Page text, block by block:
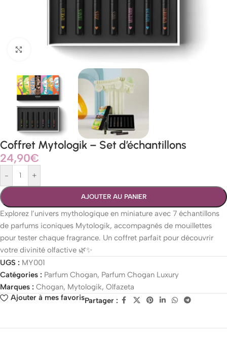
Agrandir
Coffret Mytologik – Set d’échantillons
24,90€
- +
AJOUTER AU PANIER
Explorez l’univers mythologique en miniature avec 7 échantillons
de parfums iconiques Mytologik, accompagnés de mouillettes
pour tester chaque fragrance. Un coffret parfait pour découvrir
votre divinité olfactive 🌿✨
UGS : MY001
Catégories : Parfum Chogan, Parfum Chogan Luxury
Marques : Chogan, Mytologik, Olfazeta
Ajouter à mes favorisPartager :